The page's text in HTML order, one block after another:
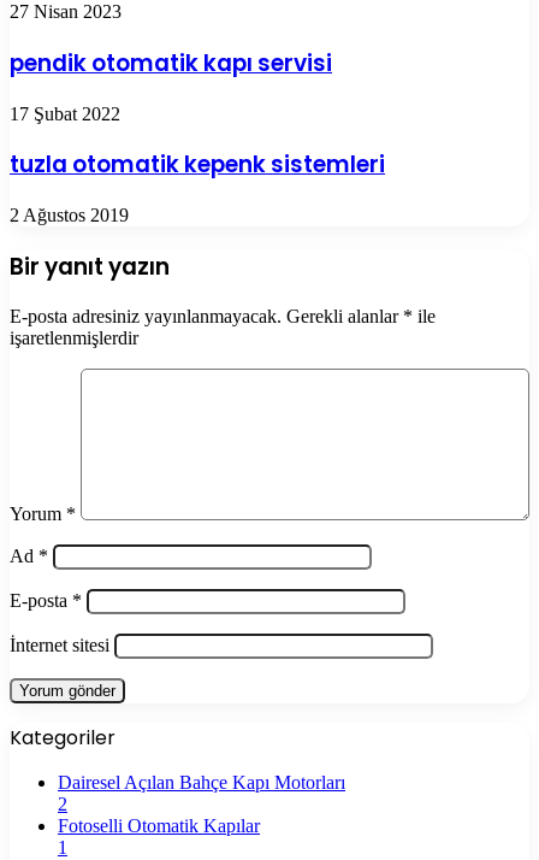
27 Nisan 2023
pendik otomatik kapı servisi
17 Şubat 2022
tuzla otomatik kepenk sistemleri
2 Ağustos 2019
Bir yanıt yazın
E-posta adresiniz yayınlanmayacak. Gerekli alanlar * ile
işaretlenmişlerdir
Yorum *
Ad *
E-posta *
İnternet sitesi
Kategoriler
Dairesel Açılan Bahçe Kapı Motorları
2
Fotoselli Otomatik Kapılar
1